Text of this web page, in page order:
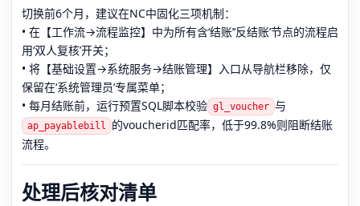
切换前6个月，建议在NC中固化三项机制：
• 在【工作流→流程监控】中为所有含‘结账’‘反结账’节点的流程启
用‘双人复核’开关；
• 将【基础设置→系统服务→结账管理】入口从导航栏移除，仅
保留在‘系统管理员’专属菜单；
• 每月结账前，运行预置SQL脚本校验 gl_voucher 与
ap_payablebill
的voucherid匹配率，低于99.8%则阻断结账
流程。
处理后核对清单